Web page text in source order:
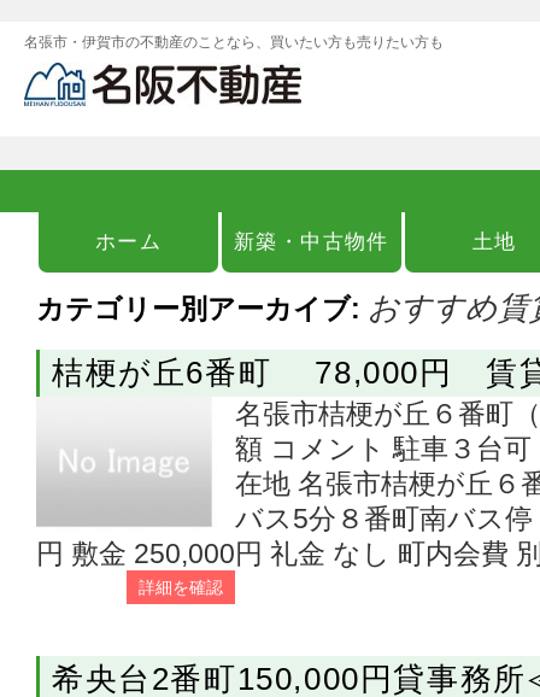
名張市・伊賀市の不動産のことなら、買いたい方も売りたい方も
ホーム 新築・中古物件 土地
カテゴリー別アーカイブ: おすすめ賃
桔梗が丘6番町 78,000円 賃
名張市桔梗が丘６番町
額 コメント 駐車３台
在地 名張市桔梗が丘
バス5分８番町南バス
円 敷金 250,000円 礼金 なし 町内会費
詳細を確認
希央台2番町150,000円貸事務